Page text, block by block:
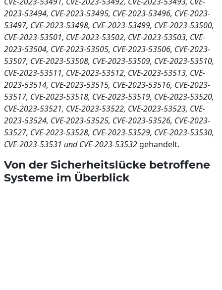
2023-53494, CVE-2023-53495, CVE-2023-53496, CVE-2023-
53497, CVE-2023-53498, CVE-2023-53499, CVE-2023-53500,
CVE-2023-53501, CVE-2023-53502, CVE-2023-53503, CVE-
2023-53504, CVE-2023-53505, CVE-2023-53506, CVE-2023-
53507, CVE-2023-53508, CVE-2023-53509, CVE-2023-53510,
CVE-2023-53511, CVE-2023-53512, CVE-2023-53513, CVE-
2023-53514, CVE-2023-53515, CVE-2023-53516, CVE-2023-
53517, CVE-2023-53518, CVE-2023-53519, CVE-2023-53520,
CVE-2023-53521, CVE-2023-53522, CVE-2023-53523, CVE-
2023-53524, CVE-2023-53525, CVE-2023-53526, CVE-2023-
53527, CVE-2023-53528, CVE-2023-53529, CVE-2023-53530,
CVE-2023-53531 und CVE-2023-53532 gehandelt.
Von der Sicherheitslücke betroffene
Systeme im Überblick